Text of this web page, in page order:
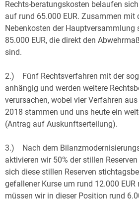
Rechts-beratungskosten belaufen
auf rund 65.000 EUR. Zusammen mit
Nebenkosten der Hauptversammlung
85.000 EUR, die direkt den
sind.
2.) Fünf Rechtsverfahren mit der sog.
anhängig und werden weitere
verursachen, wobei vier Verfahren
2018 stammen und uns heute ein
(Antrag auf Auskunftserteilung).
3.) Nach dem
aktivieren wir 50% der stillen
sich diese stillen Reserven
gefallener Kurse um rund 12.000 EUR
müssen wir in dieser Position rund